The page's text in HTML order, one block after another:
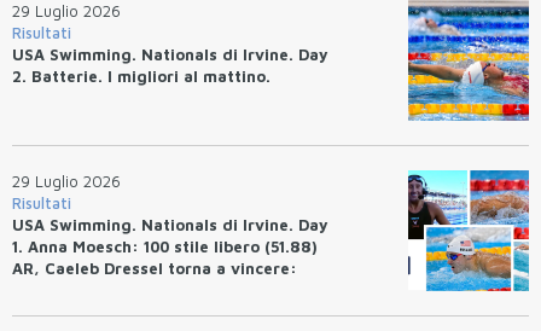
29 Luglio 2026
Risultati
USA Swimming. Nationals di Irvine. Day
2. Batterie. I migliori al mattino.
29 Luglio 2026
Risultati
USA Swimming. Nationals di Irvine. Day
1. Anna Moesch: 100 stile libero (51.88)
AR, Caeleb Dressel torna a vincere: